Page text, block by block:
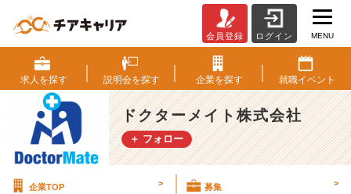
軟
な
働
き
方
で
会員登録 ログイン MENU
求人を探す 説明会を探す 企業を探す 就職イベント
ドクターメイト株式会社
＋ フォロー
企業TOP > 募集 >